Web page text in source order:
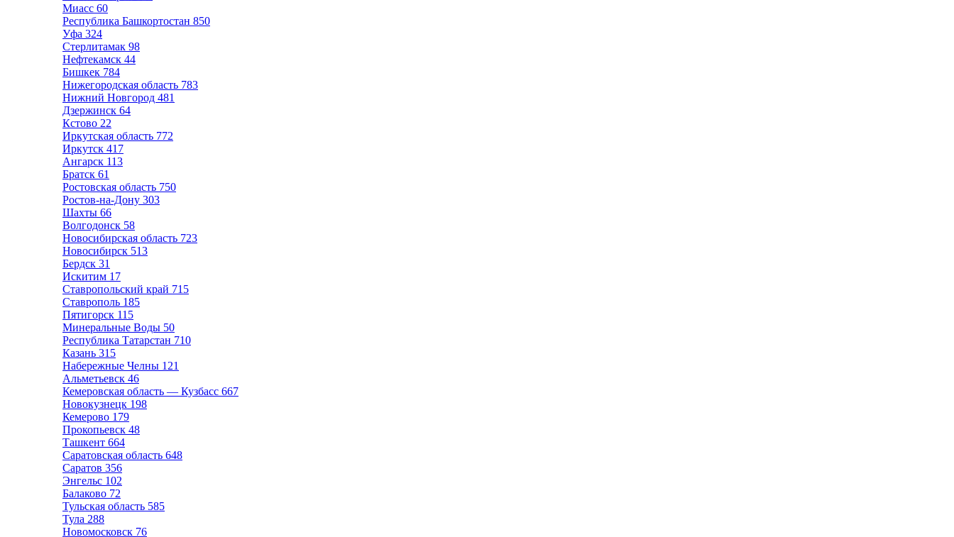
Миасс 60
Республика Башкортостан 850
Уфа 324
Стерлитамак 98
Нефтекамск 44
Бишкек 784
Нижегородская область 783
Нижний Новгород 481
Дзержинск 64
Кстово 22
Иркутская область 772
Иркутск 417
Ангарск 113
Братск 61
Ростовская область 750
Ростов-на-Дону 303
Шахты 66
Волгодонск 58
Новосибирская область 723
Новосибирск 513
Бердск 31
Искитим 17
Ставропольский край 715
Ставрополь 185
Пятигорск 115
Минеральные Воды 50
Республика Татарстан 710
Казань 315
Набережные Челны 121
Альметьевск 46
Кемеровская область — Кузбасс 667
Новокузнецк 198
Кемерово 179
Прокопьевск 48
Ташкент 664
Саратовская область 648
Саратов 356
Энгельс 102
Балаково 72
Тульская область 585
Тула 288
Новомосковск 76